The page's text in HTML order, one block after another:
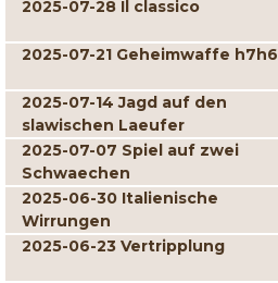
2025-07-28 Il classico
2025-07-21 Geheimwaffe h7h6
2025-07-14 Jagd auf den
slawischen Laeufer
2025-07-07 Spiel auf zwei
Schwaechen
2025-06-30 Italienische
Wirrungen
2025-06-23 Vertripplung